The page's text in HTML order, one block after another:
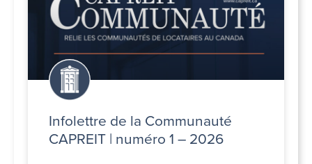
Infolettre de la Communauté
CAPREIT | numéro 1 – 2026